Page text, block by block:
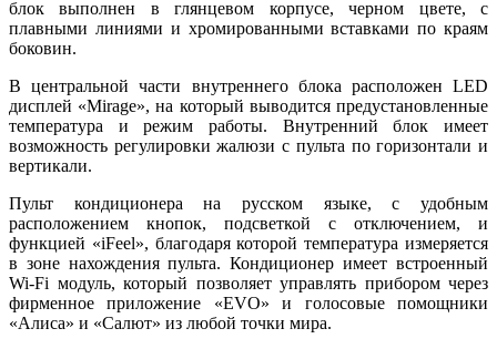
блок выполнен в глянцевом корпусе, черном цвете, c
плавными линиями и хромированными вставками по краям
боковин.
В центральной части внутреннего блока расположен LED
дисплей «Mirage», на который выводится предустановленные
температура и режим работы. Внутренний блок имеет
возможность регулировки жалюзи с пульта по горизонтали и
вертикали.
Пульт кондиционера на русском языке, с удобным
расположением кнопок, подсветкой с отключением, и
функцией «iFeel», благодаря которой температура измеряется
в зоне нахождения пульта. Кондиционер имеет встроенный
Wi-Fi модуль, который позволяет управлять прибором через
фирменное приложение «EVO» и голосовые помощники
«Алиса» и «Салют» из любой точки мира.